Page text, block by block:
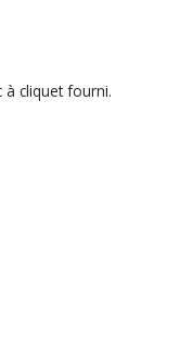
cliquet fourni.